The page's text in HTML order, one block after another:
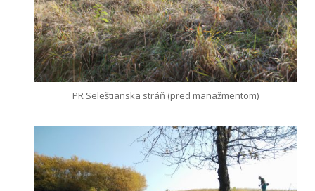
PR Seleštianska stráň (pred manažmentom)